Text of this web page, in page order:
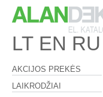
LT EN RU
AKCIJOS PREKĖS
LAIKRODŽIAI